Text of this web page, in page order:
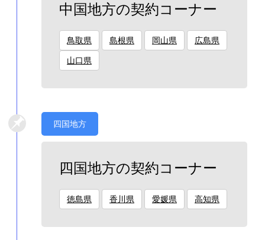
中国地方の契約コーナー
鳥取県 島根県 岡山県 広島県
山口県
四国地方
四国地方の契約コーナー
徳島県 香川県 愛媛県 高知県